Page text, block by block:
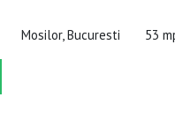
Mosilor, Bucuresti 53